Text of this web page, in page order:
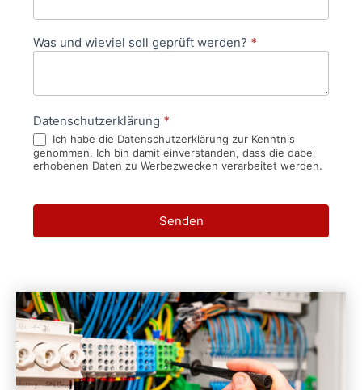
Was und wieviel soll geprüft werden? *
Datenschutzerklärung *
Ich habe die Datenschutzerklärung zur Kenntnis
genommen. Ich bin damit einverstanden, dass die dabei
erhobenen Daten zu Werbezwecken verarbeitet werden.
Senden